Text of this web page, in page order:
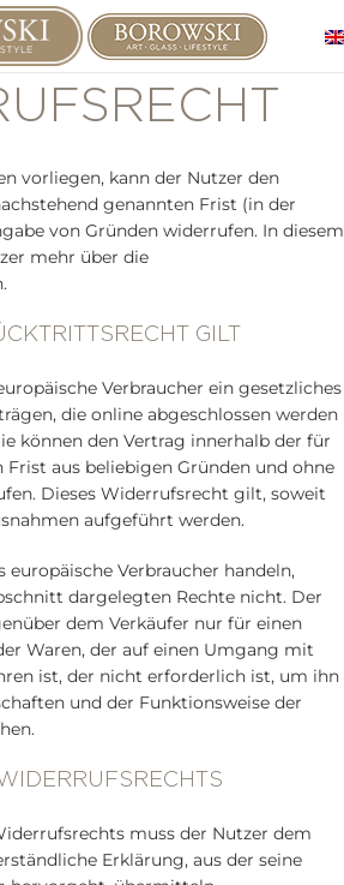
vorliegen, kann der Nutzer den
genannten Frist (in der
von Gründen widerrufen. In diesem
mehr über die
GILT
Verbraucher ein gesetzliches
die online abgeschlossen werden
können den Vertrag innerhalb der für
Frist aus beliebigen Gründen und ohne
Dieses Widerrufsrecht gilt, soweit
aufgeführt werden.
europäische Verbraucher handeln,
dargelegten Rechte nicht. Der
dem Verkäufer nur für einen
Waren, der auf einen Umgang mit
ist, der nicht erforderlich ist, um ihn
und der Funktionsweise der
muss der Nutzer dem
Erklärung, aus der seine